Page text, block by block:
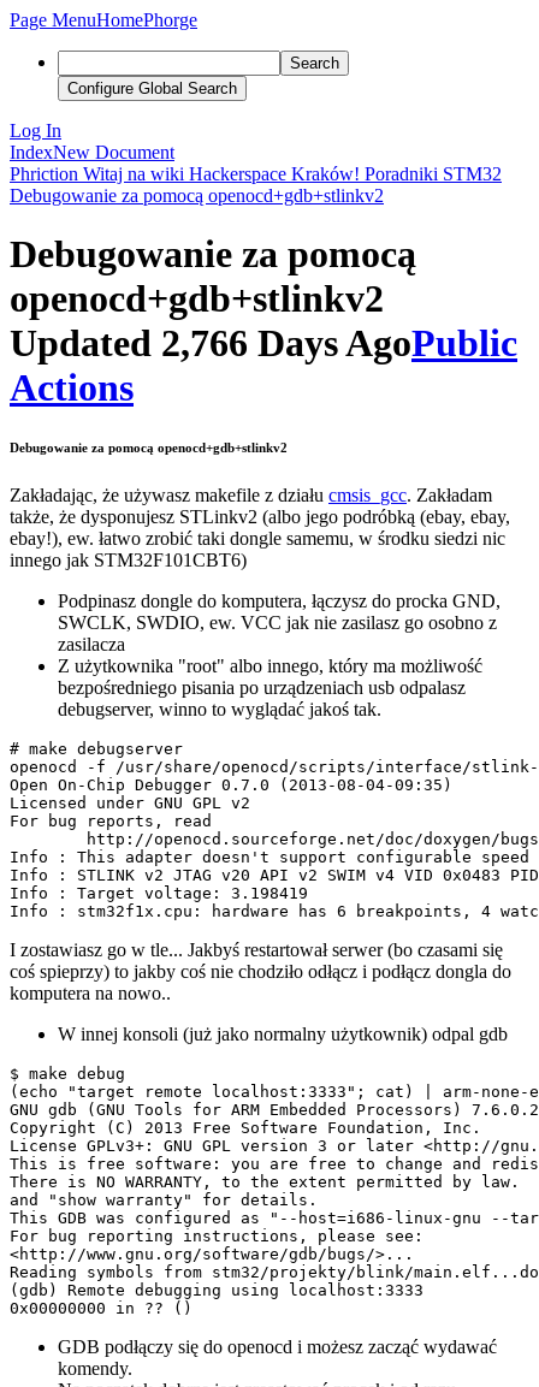
Page MenuHomePhorge
Search
Configure Global Search
Log In
IndexNew Document
Phriction Witaj na wiki Hackerspace Kraków! Poradniki STM32
Debugowanie za pomocą openocd+gdb+stlinkv2
Debugowanie za pomocą
openocd+gdb+stlinkv2
Updated 2,766 Days AgoPublic
Actions
Debugowanie za pomocą openocd+gdb+stlinkv2
Zakładając, że używasz makefile z działu cmsis_gcc. Zakładam
także, że dysponujesz STLinkv2 (albo jego podróbką (ebay, ebay,
ebay!), ew. łatwo zrobić taki dongle samemu, w środku siedzi nic
innego jak STM32F101CBT6)
Podpinasz dongle do komputera, łączysz do procka GND,
SWCLK, SWDIO, ew. VCC jak nie zasilasz go osobno z
zasilacza
Z użytkownika "root" albo innego, który ma możliwość
bezpośredniego pisania po urządzeniach usb odpalasz
debugserver, winno to wyglądać jakoś tak.
# make debugserver
openocd -f /usr/share/openocd/scripts/interface/
Open On-Chip Debugger 0.7.0 (2013-08-04-09:35)
Licensed under GNU GPL v2
For bug reports, read
Info : This adapter doesn't support configurable speed
Info : STLINK v2 JTAG v20 API v2 SWIM v4 VID 0x0483
Info : Target voltage: 3.198419
Info : stm32f1x.cpu: hardware has 6 breakpoints, 4
I zostawiasz go w tle... Jakbyś restartował serwer (bo czasami się
coś spieprzy) to jakby coś nie chodziło odłącz i podłącz dongla do
komputera na nowo..
W innej konsoli (już jako normalny użytkownik) odpal gdb
$ make debug
(echo "target remote localhost:3333"; cat) | arm-none-
GNU gdb (GNU Tools for ARM Embedded Processors)
Copyright (C) 2013 Free Software Foundation, Inc.
License GPLv3+: GNU GPL version 3 or later <http://
This is free software: you are free to change and
There is NO WARRANTY, to the extent permitted by law.
and "show warranty" for details.
This GDB was configured as "--host=i686-linux-gnu --
For bug reporting instructions, please see:
<http://www.gnu.org/software/gdb/bugs/>...
Reading symbols from stm32/projekty/blink/
(gdb) Remote debugging using localhost:3333
0x00000000 in ?? ()
GDB podłączy się do openocd i możesz zacząć wydawać
komendy.